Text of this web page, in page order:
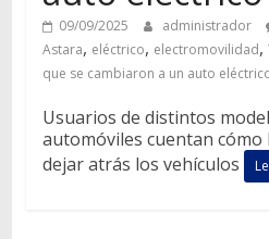
09/09/2025 administrador
Astara, eléctrico, electromovilidad,
que se cambiaron a un auto
Usuarios de distintos
automóviles cuentan cómo
dejar atrás los vehículos